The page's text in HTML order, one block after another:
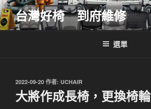
跳
至
主
台灣好椅 到府維修
選單
發
於
2022-09-20 作者: UCHAIR
大將作成長椅，更換椅輪